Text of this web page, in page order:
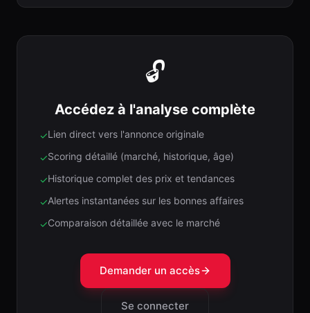
🔓
Accédez à l'analyse complète
✓Lien direct vers l'annonce originale
✓Scoring détaillé (marché, historique, âge)
✓Historique complet des prix et tendances
✓Alertes instantanées sur les bonnes affaires
✓Comparaison détaillée avec le marché
Demander un accès
Se connecter